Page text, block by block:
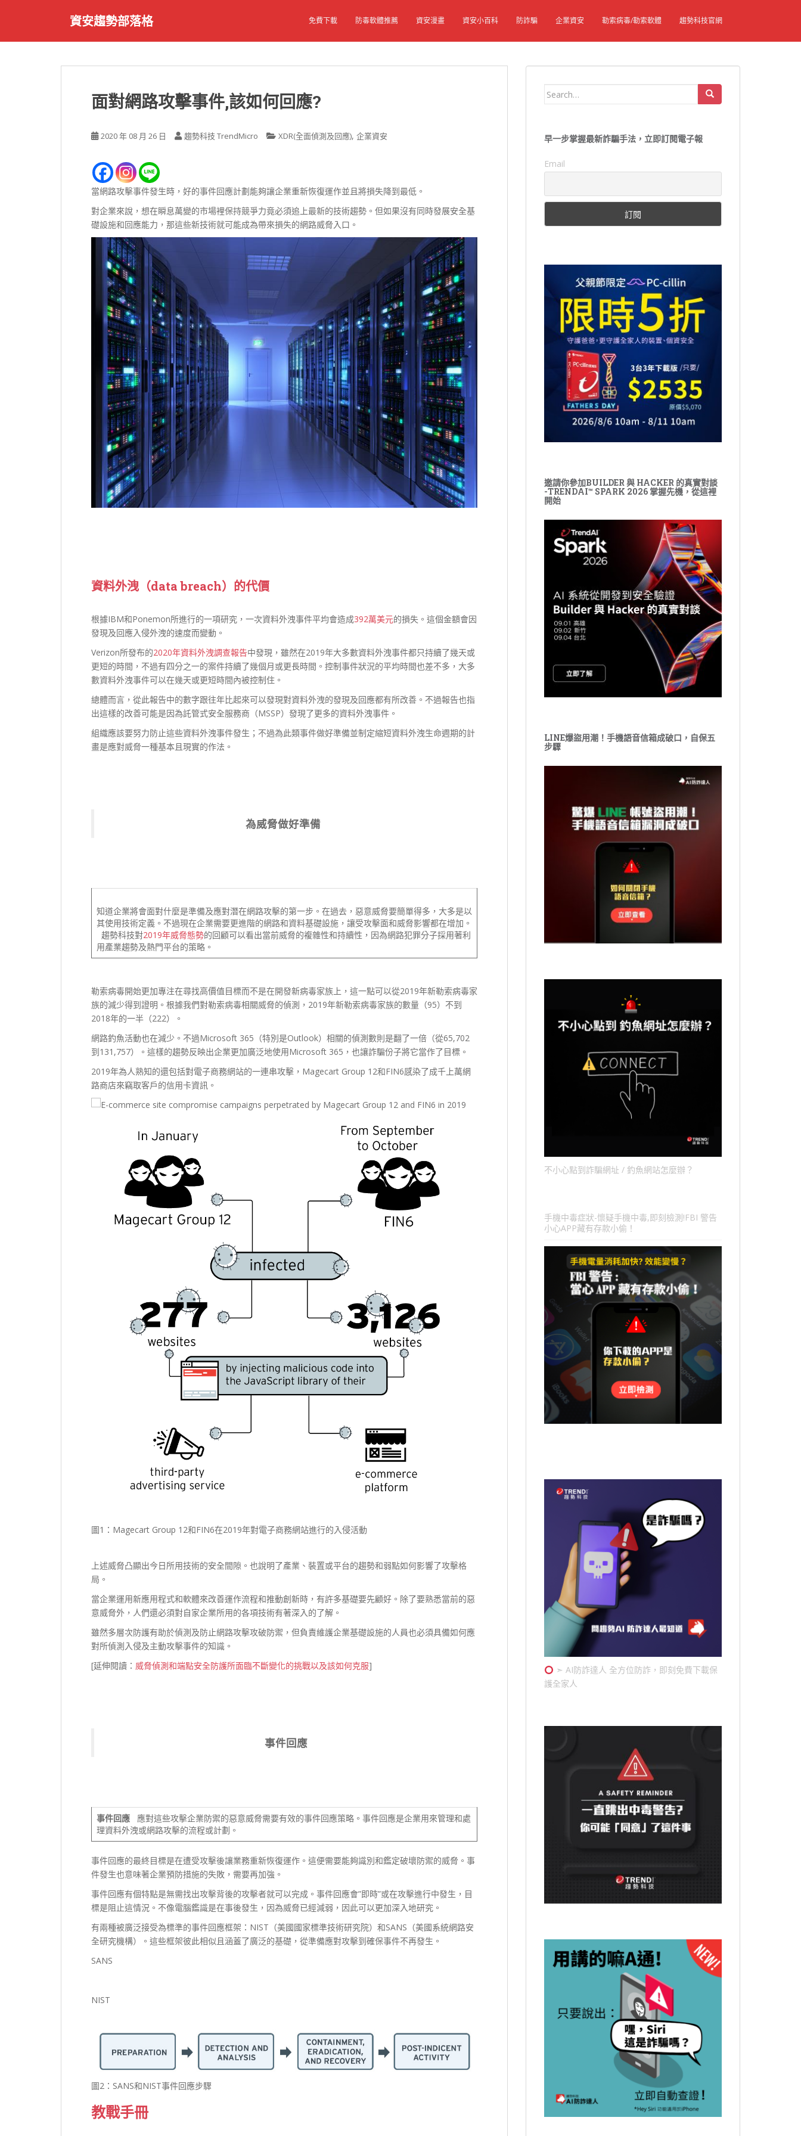
資安趨勢部落格 免費下載 防毒軟體推薦 資安漫畫 資安小百科 防詐騙 企業資安 勒索病毒/勒索軟體 趨勢科技官網
面對網路攻擊事件,該如何回應?
2020 年 08 月 26 日 趨勢科技 TrendMicro XDR(全面偵測及回應), 企業資安
當網路攻擊事件發生時，好的事件回應計劃能夠讓企業重新恢復運作並且將損失降到最低。
對企業來說，想在瞬息萬變的市場裡保持競爭力竟必須追上最新的技術趨勢。但如果沒有同時發展安全基
礎設施和回應能力，那這些新技術就可能成為帶來損失的網路威脅入口。
資料外洩（data breach）的代價
根據IBM和Ponemon所進行的一項研究，一次資料外洩事件平均會造成392萬美元的損失。這個金額會因
發現及回應入侵外洩的速度而變動。
Verizon所發布的2020年資料外洩調查報告中發現，雖然在2019年大多數資料外洩事件都只持續了幾天或
更短的時間，不過有四分之一的案件持續了幾個月或更長時間。控制事件狀況的平均時間也差不多，大多
數資料外洩事件可以在幾天或更短時間內被控制住。
總體而言，從此報告中的數字跟往年比起來可以發現對資料外洩的發現及回應都有所改善。不過報告也指
出這樣的改善可能是因為託管式安全服務商（MSSP）發現了更多的資料外洩事件。
組織應該要努力防止這些資料外洩事件發生；不過為此類事件做好準備並制定縮短資料外洩生命週期的計
畫是應對威脅一種基本且現實的作法。
為威脅做好準備
知道企業將會面對什麼是準備及應對潛在網路攻擊的第一步。在過去，惡意威脅要簡單得多，大多是以
其使用技術定義。不過現在企業需要更進階的網路和資料基礎設施，讓受攻擊面和威脅影響都在增加。
趨勢科技對2019年威脅態勢的回顧可以看出當前威脅的複雜性和持續性，因為網路犯罪分子採用著利
用產業趨勢及熱門平台的策略。
勒索病毒開始更加專注在尋找高價值目標而不是在開發新病毒家族上，這一點可以從2019年新勒索病毒家
族的減少得到證明。根據我們對勒索病毒相關威脅的偵測，2019年新勒索病毒家族的數量（95）不到
2018年的一半（222）。
網路釣魚活動也在減少。不過Microsoft 365（特別是Outlook）相關的偵測數則是翻了一倍（從65,702
到131,757）。這樣的趨勢反映出企業更加廣泛地使用Microsoft 365，也讓詐騙份子將它當作了目標。
2019年為人熟知的還包括對電子商務網站的一連串攻擊，Magecart Group 12和FIN6感染了成千上萬網
路商店來竊取客戶的信用卡資訊。
圖1：Magecart Group 12和FIN6在2019年對電子商務網站進行的入侵活動
上述威脅凸顯出今日所用技術的安全間隙。也說明了產業、裝置或平台的趨勢和弱點如何影響了攻擊格
局。
當企業運用新應用程式和軟體來改善運作流程和推動創新時，有許多基礎要先顧好。除了要熟悉當前的惡
意威脅外，人們還必須對自家企業所用的各項技術有著深入的了解。
雖然多層次防護有助於偵測及防止網路攻擊攻破防禦，但負責維護企業基礎設施的人員也必須具備如何應
對所偵測入侵及主動攻擊事件的知識。
[延伸閱讀： 威脅偵測和端點安全防護所面臨不斷變化的挑戰以及該如何克服]
事件回應
事件回應 應對這些攻擊企業防禦的惡意威脅需要有效的事件回應策略。事件回應是企業用來管理和處
理資料外洩或網路攻擊的流程或計劃。
事件回應的最終目標是在遭受攻擊後讓業務重新恢復運作。這便需要能夠識別和鑑定破壞防禦的威脅。事
件發生也意味著企業預防措施的失敗，需要再加強。
事件回應有個特點是無需找出攻擊背後的攻擊者就可以完成。事件回應會”即時”或在攻擊進行中發生，目
標是阻止這情況。不像電腦鑑識是在事後發生，因為威脅已經減弱，因此可以更加深入地研究。
有兩種被廣泛接受為標準的事件回應框架：NIST（美國國家標準技術研究院）和SANS（美國系統網路安
全研究機構）。這些框架彼此相似且涵蓋了廣泛的基礎，從準備應對攻擊到確保事件不再發生。
SANS
NIST
圖2：SANS和NIST事件回應步驟
教戰手冊
Search
早一步掌握最新詐騙手法，立即訂閱電子報
Email
邀請你參加BUILDER 與 HACKER 的真實對談
-TRENDAI™ SPARK 2026 掌握先機，從這裡
開始
LINE爆盜用潮！手機語音信箱成破口，自保五
步驟
不小心點到詐騙網址 / 釣魚網站怎麼辦？
手機中毒症狀-懷疑手機中毒,即刻檢測!FBI 警告
小心APP藏有存款小偷！
➣ AI防詐達人 全方位防詐，即刻免費下載保
護全家人